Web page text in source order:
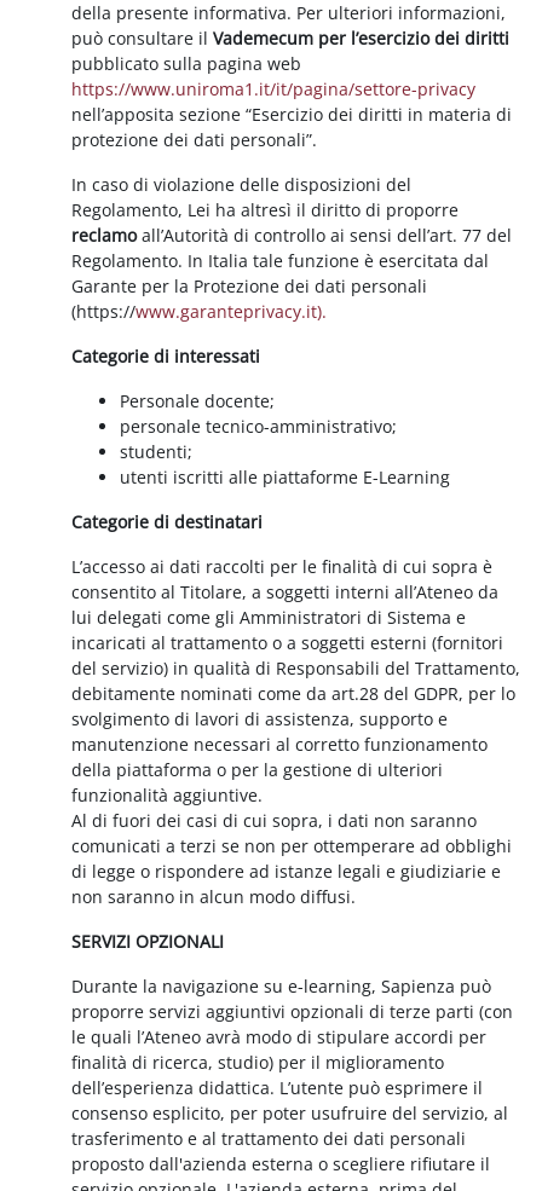
della presente informativa. Per ulteriori informazioni,
può consultare ilVademecum per l’esercizio dei diritti
pubblicato sulla pagina web
https://www.uniroma1.it/it/pagina/settore-privacy
nell’apposita sezione “Esercizio dei diritti in materia di
protezione dei dati personali”.
In caso di violazione delle disposizioni del
Regolamento, Lei ha altresì il diritto di proporre
reclamoall’Autorità di controllo ai sensi dell’art. 77 del
Regolamento. In Italia tale funzione è esercitata dal
Garante per la Protezione dei dati personali
(https://www.garanteprivacy.it).
Categorie di interessati
Personale docente;
personale tecnico-amministrativo;
studenti;
utenti iscritti alle piattaforme E-Learning
Categorie di destinatari
L’accesso ai dati raccolti per le finalità di cui sopra è
consentito al Titolare, a soggetti interni all’Ateneo da
lui delegati come gli Amministratori di Sistema e
incaricati al trattamento o a soggetti esterni (fornitori
del servizio) in qualità di Responsabili del Trattamento,
debitamente nominati come da art.28 del GDPR, per lo
svolgimento di lavori di assistenza, supporto e
manutenzione necessari al corretto funzionamento
della piattaforma o per la gestione di ulteriori
funzionalità aggiuntive.
Al di fuori dei casi di cui sopra, i dati non saranno
comunicati a terzi se non per ottemperare ad obblighi
di legge o rispondere ad istanze legali e giudiziarie e
non saranno in alcun modo diffusi.
SERVIZI OPZIONALI
Durante la navigazione su e-learning, Sapienza può
proporre servizi aggiuntivi opzionali di terze parti (con
le quali l’Ateneo avrà modo di stipulare accordi per
finalità di ricerca, studio) per il miglioramento
dell’esperienza didattica. L’utente può esprimere il
consenso esplicito, per poter usufruire del servizio, al
trasferimento e al trattamento dei dati personali
proposto dall'azienda esterna o scegliere rifiutare il